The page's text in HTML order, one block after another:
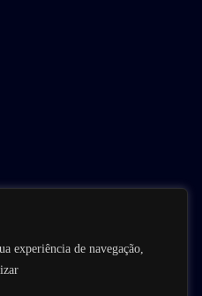
experiência de navegação,